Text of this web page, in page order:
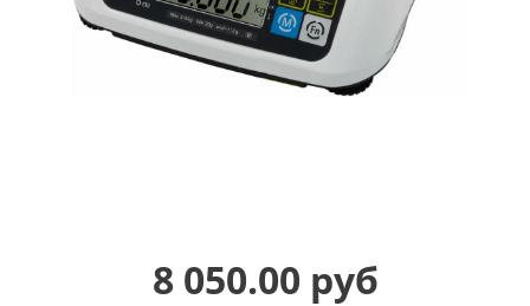
8 050.00 руб